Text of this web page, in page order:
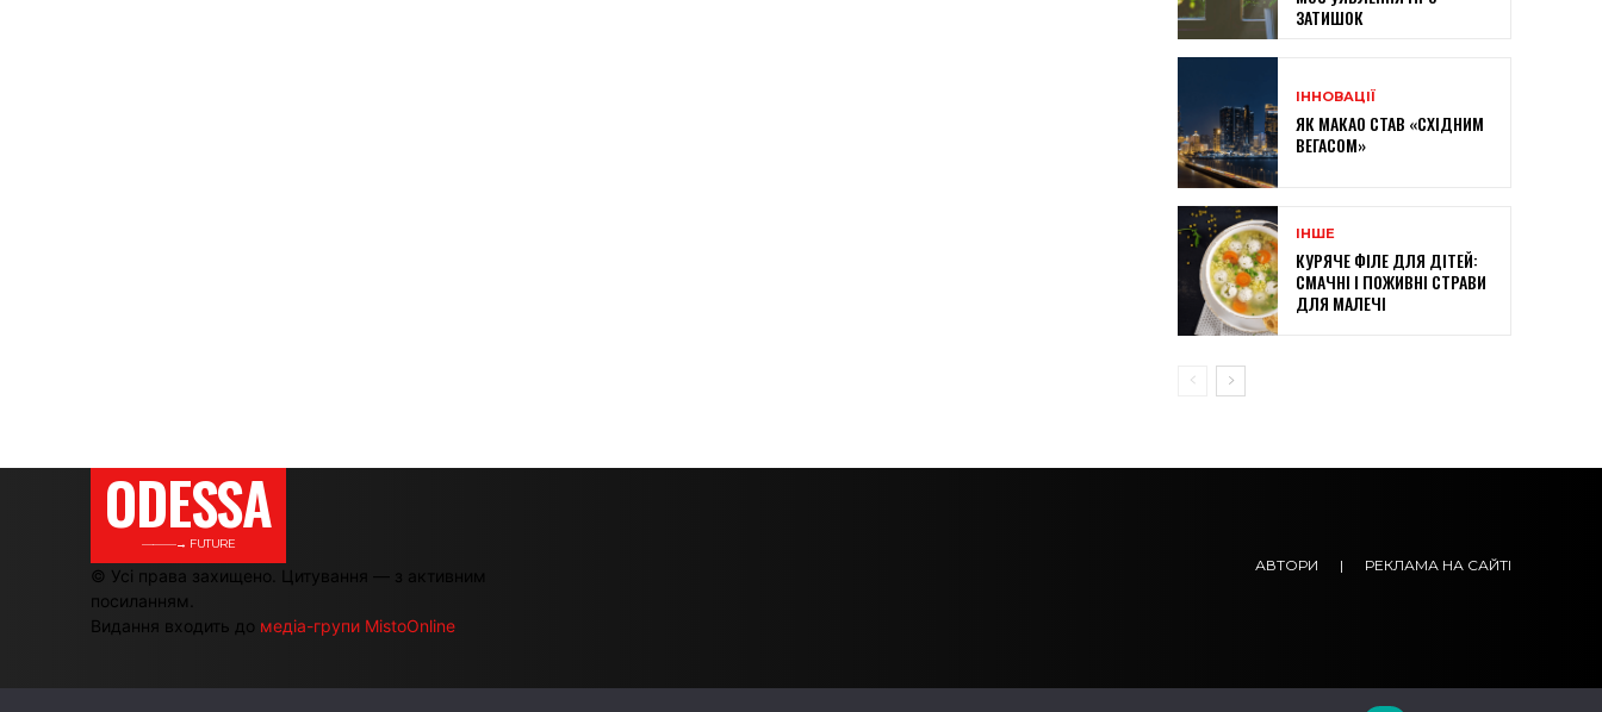
ЗАТИШОК
ІННОВАЦІЇ
ЯК МАКАО СТАВ «СХІДНИМ
ВЕГАСОМ»
ІНШЕ
КУРЯЧЕ ФІЛЕ ДЛЯ ДІТЕЙ:
СМАЧНІ І ПОЖИВНІ СТРАВИ
ДЛЯ МАЛЕЧІ
ODESSA
———→ FUTURE
© Усі права захищено. Цитування — з активним
посиланням.
Видання входить до медіа-групи MistoOnline
АВТОРИ | РЕКЛАМА НА САЙТІ